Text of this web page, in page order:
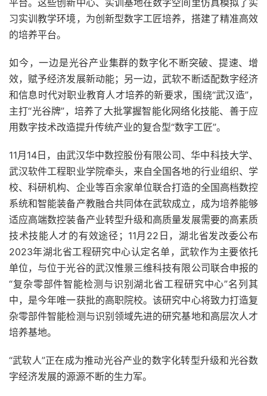
平台。这些创新中心、实训基地在数字空间里仿真模拟了实
习实训教学环境，为创新型数字工匠培养，搭建了精准高效
的培养平台。
如今，一边是光谷产业集群的数字化不断突破、提速、增
效，赋予经济发展新动能；另一边，武软不断适配数字经济
和信息时代对职业教育人才培养的新要求，围绕“武汉造”，
主打“光谷牌”，培养了大批掌握智能化网络化技能、善于应
用数字技术改造提升传统产业的复合型“数字工匠”。
11月14日，由武汉华中数控股份有限公司、华中科技大学、
武汉软件工程职业学院牵头，来自全国各地的行业组织、学
校、科研机构、企业等百余家单位联合打造的全国高档数控
系统和智能装备产教融合共同体在武软成立，成为培养能够
适应高端数控装备产业转型升级和高质量发展需要的高素质
技术技能人才的有效途径；11月22日，湖北省发改委公布
2023年湖北省工程研究中心认定名单，武软作为主要依托
单位，与位于光谷的武汉惟景三维科技有限公司联合申报的
“复杂零部件智能检测与识别湖北省工程研究中心”名列其
中，是今年唯一获批的高职院校。该研究中心将致力打造复
杂零部件智能检测与识别领域先进的研究基地和高层次人才
培养基地。
“武软人”正在成为推动光谷产业的数字化转型升级和光谷数
字经济发展的源源不断的生力军。